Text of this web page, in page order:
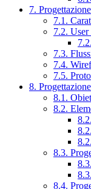
7.
7.1.
7.2. User
7.3.
7.4.
7.5.
8.
8.1.
8.2.
8.3.
8.4.